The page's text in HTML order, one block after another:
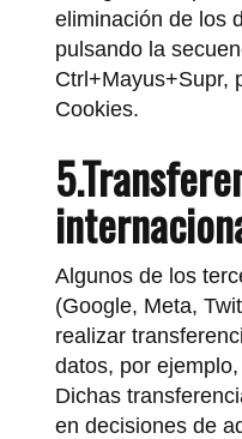
eliminación de los
pulsando la
Ctrl+Mayus+Supr,
Cookies.
Algunos de los
(Google, Meta,
realizar
datos, por
Dichas
en decisiones de